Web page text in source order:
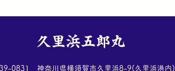
​久里浜五郎丸
0831 神奈川県横須賀市久里浜8-9(久里浜港内)